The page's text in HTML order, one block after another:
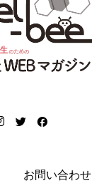
お問い合わせ